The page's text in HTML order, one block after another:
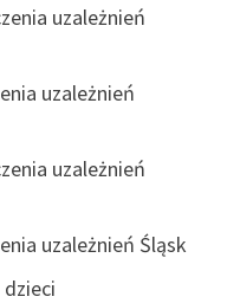
uzależnień
uzależnień
uzależnień
uzależnień Śląsk